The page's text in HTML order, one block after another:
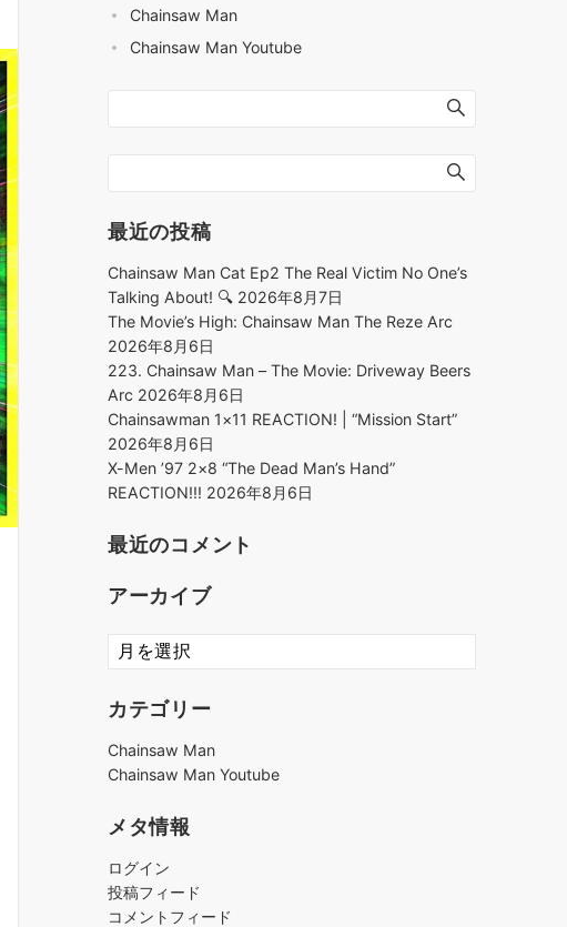
Chainsaw Man
Chainsaw Man Youtube
最近の投稿
Chainsaw Man Cat Ep2 The Real Victim No One’s
Talking About! 🔍 2026年8月7日
The Movie’s High: Chainsaw Man The Reze Arc
2026年8月6日
223. Chainsaw Man – The Movie: Driveway Beers
Arc 2026年8月6日
Chainsawman 1×11 REACTION! | “Mission Start”
2026年8月6日
X-Men ’97 2×8 “The Dead Man’s Hand”
REACTION!!! 2026年8月6日
最近のコメント
アーカイブ
ア
ー
イ
カテゴリー
Chainsaw Man
Chainsaw Man Youtube
メタ情報
ログイン
投稿フィード
コメントフィード